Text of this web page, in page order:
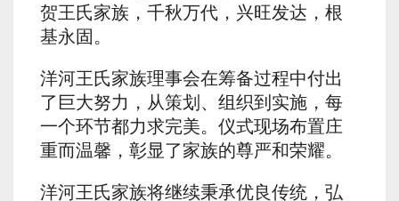
贺王氏家族，千秋万代，兴旺发达，根
基永固。
洋河王氏家族理事会在筹备过程中付出
了巨大努力，从策划、组织到实施，每
一个环节都力求完美。仪式现场布置庄
重而温馨，彰显了家族的尊严和荣耀。
洋河王氏家族将继续秉承优良传统，弘